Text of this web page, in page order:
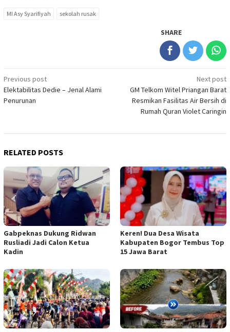
MI Asy Syarifiyah sekolah rusak
SHARE
Post
navigation
Previous post
Elektabilitas Dedie – Jenal Alami
Penurunan
Next post
GM Telkom Witel Priangan Barat
Resmikan Fasilitas Air Bersih di
Rumah Quran Violet Caringin
RELATED POSTS
Gabpeknas Dukung Ridwan
Rusliadi Jadi Calon Ketua
Kadin
Keren! Dua Desa Wisata
Kabupaten Bogor Tembus Top
15 Jawa Barat